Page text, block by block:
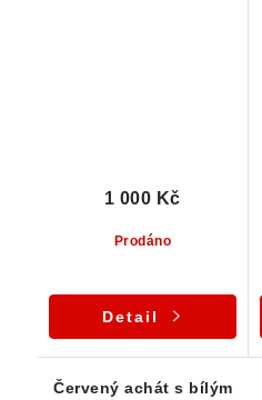
Prodáno
1 000 Kč
Detail
Červený achát s bílým